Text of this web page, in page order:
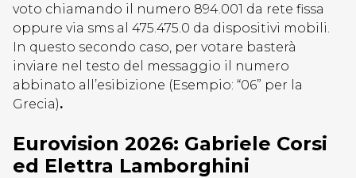
voto chiamando il numero 894.001 da rete fissa
oppure via sms al 475.475.0 da dispositivi mobili.
In questo secondo caso, per votare basterà
inviare nel testo del messaggio il numero
abbinato all’esibizione (Esempio: “06” per la
Grecia).
Eurovision 2026: Gabriele Corsi
ed Elettra Lamborghini